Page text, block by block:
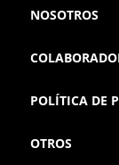
NOSOTROS
POLÍTICA DE
OTROS